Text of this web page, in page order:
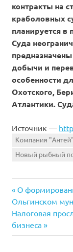
контракты на
краболовных
планируется в
Суда
добычи и
особенности
Охотского,
Атлантики.
Источник —
Компания "Антей"
Новый рыбный
по
записям
Previous
Post:
О
Ольгинском
Next
Post:
Налоговая
бизнеса